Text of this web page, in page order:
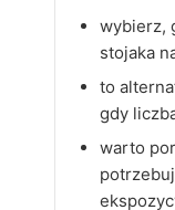
wybierz,
stojaka
to
gdy
warto